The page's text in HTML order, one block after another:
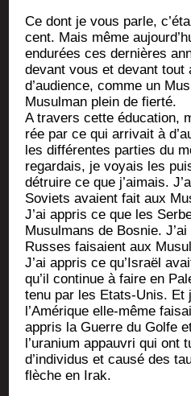
Ce dont je vous parle,
cent. Mais même
endu­rées ces der­nières
devant vous et devant tout
d’audience, comme un
Musul­man plein de fierté.
A tra­vers cette édu­ca­tion,
rée par ce qui arri­vait à
les dif­fé­rentes par­ties du
regar­dais, je voyais les
détruire ce que j’aimais.
Soviets avaient fait aux
J’ai appris ce que les
Musul­mans de Bos­nie.
Russes fai­saient aux
J’ai appris ce qu’Israël
qu’il conti­nue à faire en
te­nu par les Etats-Unis. Et
l’Amérique elle-même
appris la Guerre du Golfe
l’uranium appau­vri qui ont
d’individus et cau­sé des
flèche en Irak.